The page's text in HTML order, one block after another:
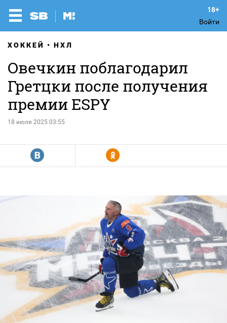
Войти
ХОККЕЙ НХЛ
Овечкин поблагодарил
Гретцки после получения
премии ESPY
18 июля 2025 03:55
R Y